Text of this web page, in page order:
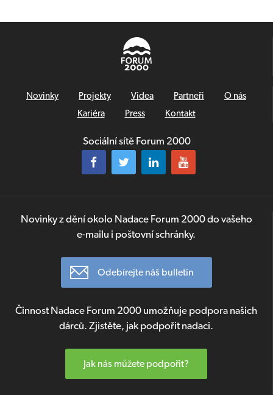
Novinky Projekty Videa Partneři
O nás
Kariéra
Press Kontakt
Sociální sítě Forum 2000
Novinky z dění okolo Nadace Forum 2000 do vašeho
e-mailu i poštovní schránky.
Odebírejte náš bulletin
Činnost Nadace Forum 2000 umožňuje podpora našich
dárců. Zjistěte, jak podpořit nadaci.
Jak nás můžete podpořit?